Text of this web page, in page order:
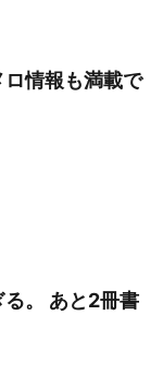
情報も満載で
。 あと2冊書